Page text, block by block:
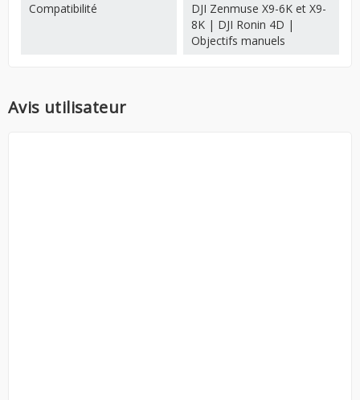
Compatibilité
DJI Zenmuse X9-6K et X9-
8K | DJI Ronin 4D |
Objectifs manuels
Avis utilisateur